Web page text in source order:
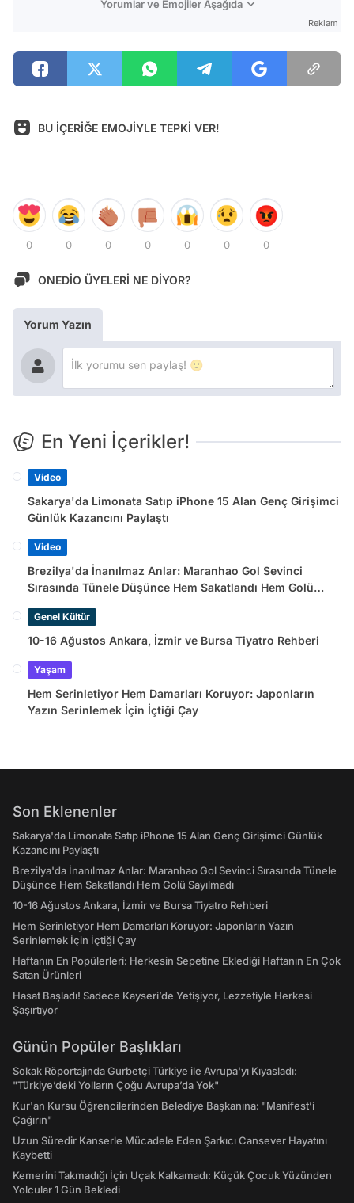
Yorumlar ve Emojiler Aşağıda
Reklam
BU İÇERİĞE EMOJİYLE TEPKİ VER!
0 0 0 0 0 0 0
ONEDİO ÜYELERİ NE DİYOR?
Yorum Yazın
En Yeni İçerikler!
Video
Sakarya'da Limonata Satıp iPhone 15 Alan Genç Girişimci
Günlük Kazancını Paylaştı
Video
Brezilya'da İnanılmaz Anlar: Maranhao Gol Sevinci
Sırasında Tünele Düşünce Hem Sakatlandı Hem Golü
Genel Kültür
10-16 Ağustos Ankara, İzmir ve Bursa Tiyatro Rehberi
Yaşam
Hem Serinletiyor Hem Damarları Koruyor: Japonların
Yazın Serinlemek İçin İçtiği Çay
Son Eklenenler
Sakarya'da Limonata Satıp iPhone 15 Alan Genç Girişimci Günlük
Kazancını Paylaştı
Brezilya'da İnanılmaz Anlar: Maranhao Gol Sevinci Sırasında Tünele
Düşünce Hem Sakatlandı Hem Golü Sayılmadı
10-16 Ağustos Ankara, İzmir ve Bursa Tiyatro Rehberi
Hem Serinletiyor Hem Damarları Koruyor: Japonların Yazın
Serinlemek İçin İçtiği Çay
Haftanın En Popülerleri: Herkesin Sepetine Eklediği Haftanın En Çok
Satan Ürünleri
Hasat Başladı! Sadece Kayseri’de Yetişiyor, Lezzetiyle Herkesi
Şaşırtıyor
Günün Popüler Başlıkları
Sokak Röportajında Gurbetçi Türkiye ile Avrupa'yı Kıyasladı:
"Türkiye’deki Yolların Çoğu Avrupa’da Yok"
Kur'an Kursu Öğrencilerinden Belediye Başkanına: "Manifest’i
Çağırın"
Uzun Süredir Kanserle Mücadele Eden Şarkıcı Cansever Hayatını
Kaybetti
Kemerini Takmadığı İçin Uçak Kalkamadı: Küçük Çocuk Yüzünden
Yolcular 1 Gün Bekledi